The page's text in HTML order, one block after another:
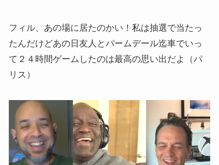
フィル、あの場に居たのかい！私は抽選で当たっ
たんだけどあの日友人とパームデール迄車でいっ
て２４時間ゲームしたのは最高の思い出だよ（パ
リス）